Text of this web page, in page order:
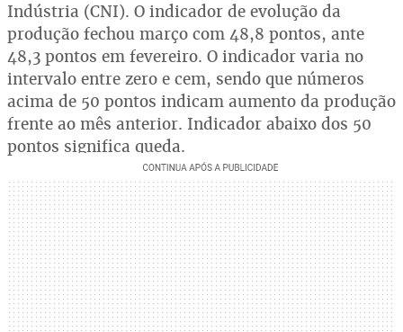
Indústria (CNI). O indicador de evolução da
produção fechou março com 48,8 pontos, ante
48,3 pontos em fevereiro. O indicador varia no
intervalo entre zero e cem, sendo que números
acima de 50 pontos indicam aumento da produção
frente ao mês anterior. Indicador abaixo dos 50
pontos significa queda.